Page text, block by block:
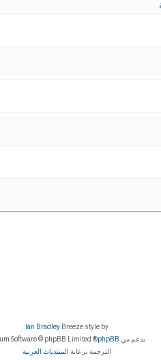
Breeze style by
Ian Bradley
بدعم من phpBB
® Forum Software © phpBB Limited
الترجمة برعاية المنتديات العربية